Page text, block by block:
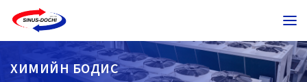
ХИМИЙН БОДИС